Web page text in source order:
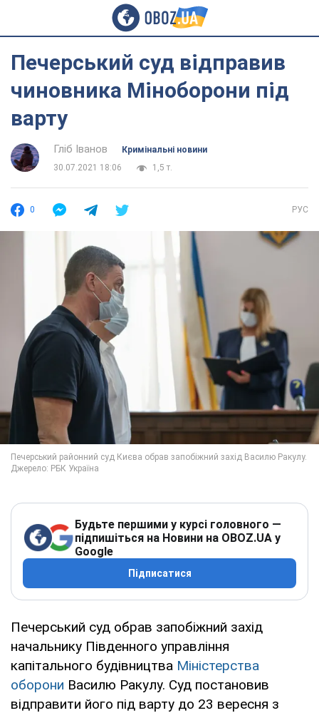
Печерський суд відправив
чиновника Міноборони під
варту
Гліб Іванов
Кримінальні новини
30.07.2021 18:06
1,5 т.
0 РУС
Будьте першими у курсі головного —
підпишіться на Новини на OBOZ.UA у
Google
Підписатися
Печерський суд обрав запобіжний захід
начальнику Південного управління
капітального будівництва Міністерства
оборони Василю Ракулу. Суд постановив
відправити його під варту до 23 вересня з